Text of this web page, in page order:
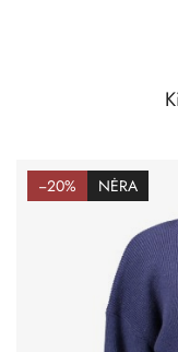
−20% NĖRA